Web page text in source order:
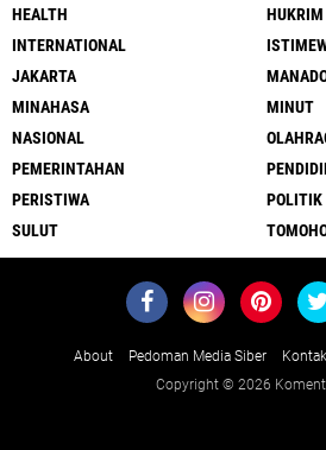
HEALTH
HUKRIM
INTERNATIONAL
JAKARTA
MINAHASA
MINUT
NASIONAL
PEMERINTAHAN
PERISTIWA
POLITIK
SULUT
About Pedoman Media Siber Kontak
Copyright © 2026